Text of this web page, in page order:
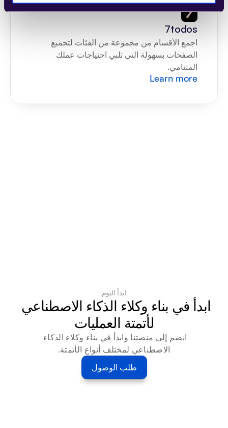
7todos
المتنامي.
Learn more
ابدأ اليوم
لأتمتة العمليات
الاصطناعي لمختلف أنواع الأتمتة.
طلب الوصول